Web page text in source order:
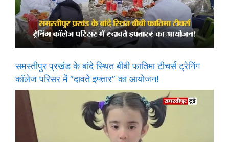
समस्तीपुर प्रखंड के बांदे स्थित बीबी फातिमा टीचर्स ट्रेनिंग
कॉलेज परिसर में “दावते इफ्तार” का आयोजन!